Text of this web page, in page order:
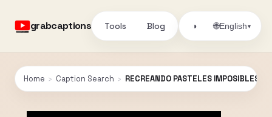
grabcaptions Tools Blog ◑ 🌐English▾
Home › Caption Search › RECREANDO PASTELES IMPOSIBLES